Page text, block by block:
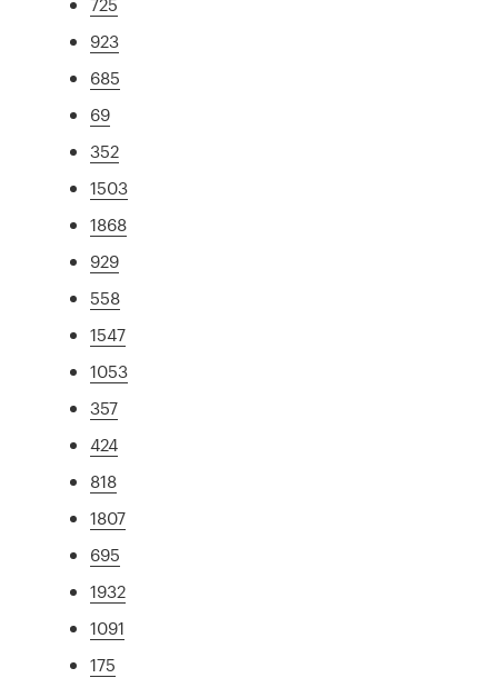
923
685
69
352
1503
1868
929
558
1547
1053
357
424
818
1807
695
1932
1091
175